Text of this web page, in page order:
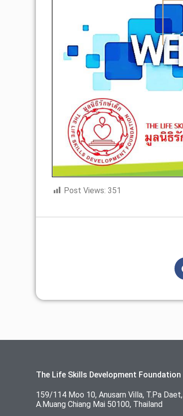
Post Views: 351
The Life Skills Development Foundation
159/114 Moo 10, Anusarn Villa, T.Pa Daet,
A.Muang Chiang Mai 50100, Thailand